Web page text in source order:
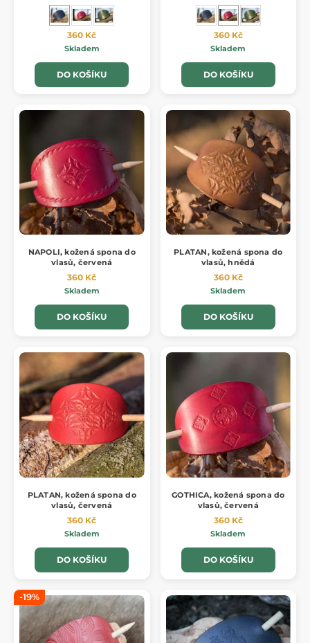
360 Kč
Skladem
DO KOŠÍKU
360 Kč
Skladem
DO KOŠÍKU
NAPOLI, kožená spona do
vlasů, červená
360 Kč
Skladem
DO KOŠÍKU
PLATAN, kožená spona do
vlasů, hnědá
360 Kč
Skladem
DO KOŠÍKU
PLATAN, kožená spona do
vlasů, červená
360 Kč
Skladem
DO KOŠÍKU
GOTHICA, kožená spona do
vlasů, červená
360 Kč
Skladem
DO KOŠÍKU
-19%